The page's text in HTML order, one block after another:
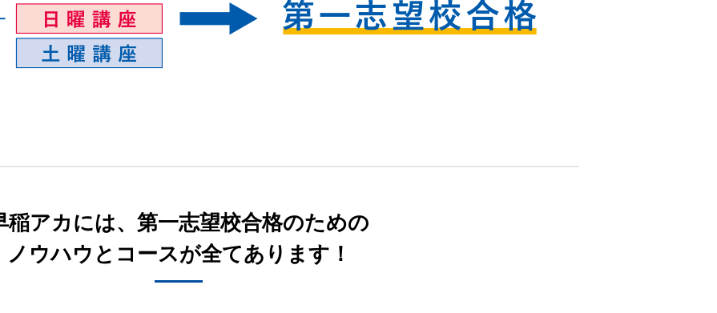
稲アカには、第一志望校合格のための
ノウハウとコースが全てあります！